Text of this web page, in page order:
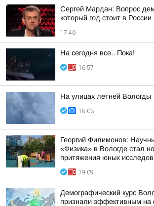
Сергей Мардан: Вопрос
который год стоит в
17:46
На сегодня все.. Пока!
16:57
На улицах летней Вологды
18:03
Георгий Филимонов:
«Физика» в Вологде стал
притяжения юных
19:09
Демографический курс
признали эффективным